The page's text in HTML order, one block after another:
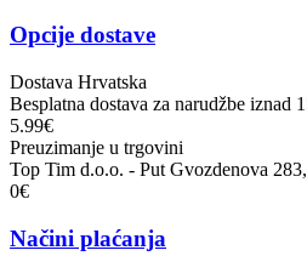
Opcije dostave
Dostava Hrvatska
Besplatna dostava za narudžbe iznad
5.99€
Preuzimanje u trgovini
Top Tim d.o.o. - Put Gvozdenova
0€
Načini plaćanja